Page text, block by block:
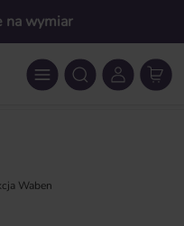
na wymiar